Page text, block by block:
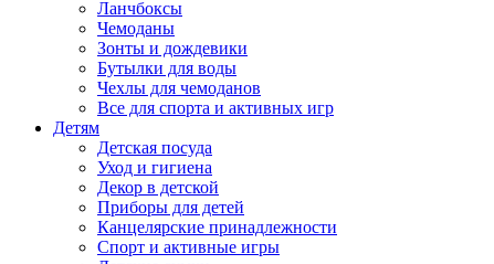
Ланчбоксы
Чемоданы
Зонты и дождевики
Бутылки для воды
Чехлы для чемоданов
Все для спорта и активных игр
Детям
Детская посуда
Уход и гигиена
Декор в детской
Приборы для детей
Канцелярские принадлежности
Спорт и активные игры